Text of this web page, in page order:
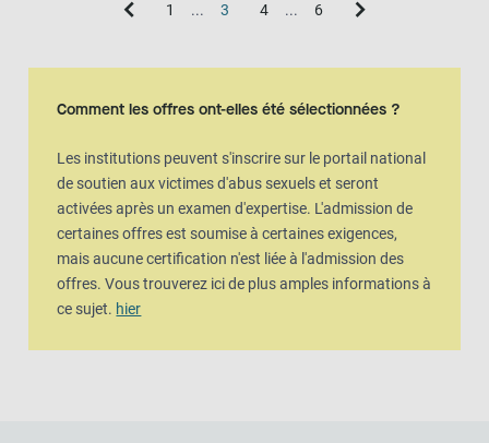
1 ... 3 4 ... 6
Comment les offres ont-elles été sélectionnées ?
Les institutions peuvent s'inscrire sur le portail national
de soutien aux victimes d'abus sexuels et seront
activées après un examen d'expertise. L'admission de
certaines offres est soumise à certaines exigences,
mais aucune certification n'est liée à l'admission des
offres. Vous trouverez ici de plus amples informations à
ce sujet. hier